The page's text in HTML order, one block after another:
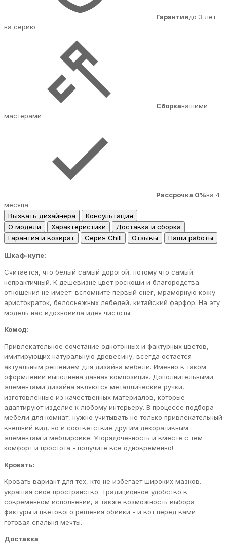
Гарантиядо 3 лет
на серию
Сборканашими
мастерами
Рассрочка 0%на 4
месяца
Вызвать дизайнера
Консультация
О модели
Характеристики
Доставка и сборка
Гарантия и возврат
Серия Chill Отзывы Наши работы
Шкаф-купе:
Считается, что белый самый дорогой, потому что самый
непрактичный. К дешевизне цвет роскоши и благородства
отношения не имеет: вспомните первый снег, мраморную кожу
аристократок, белоснежных лебедей, китайский фарфор. На эту
модель нас вдохновила идея чистоты.
Комод:
Привлекательное сочетание однотонных и фактурных цветов,
имитирующих натуральную древесину, всегда остается
актуальным решением для дизайна мебели. Именно в таком
оформлении выполнена данная композиция. Дополнительными
элементами дизайна являются металлические ручки,
изготовленные из качественных материалов, которые
адаптируют изделие к любому интерьеру. В процессе подбора
мебели для комнат, нужно учитывать не только привлекательный
внешний вид, но и соответствие другим декоративным
элементам и меблировке. Упорядоченность и вместе с тем
комфорт и простота - получите все одновременно!
Кровать:
Кровать вариант для тех, кто не избегает широких мазков.
украшая свое пространство. Традиционное удобство в
современном исполнении, а также возможность выбора
фактуры и цветового решения обивки - и вот перед вами
готовая спальня мечты.
Доставка